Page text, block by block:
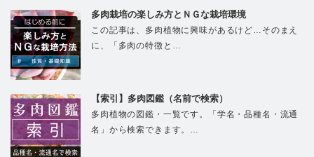
多肉栽培の楽しみ方とＮＧな栽培環境
この記事は、多肉植物に興味があるけど…そのまえ
に、「多肉の特徴と…
【索引】多肉図鑑（名前で検索）
多肉植物の図鑑・一覧です。「学名・品種名・流通
名」から検索できます。…